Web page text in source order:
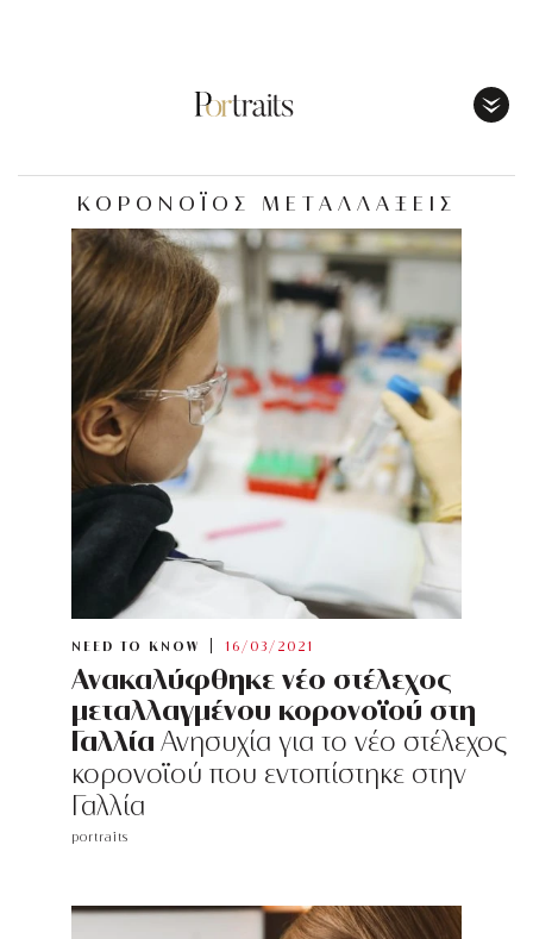
ΚΟΡΟΝΟΪΟΣ ΜΕΤΑΛΛΑΞΕΙΣ
NEED TO KNOW 16/03/2021
Ανακαλύφθηκε νέο στέλεχος
μεταλλαγμένου κορονοϊού στη
Γαλλία Ανησυχία για το νέο στέλεχος
κορονοϊού που εντοπίστηκε στην
Γαλλία
portraits